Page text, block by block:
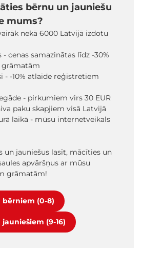
bērnu un jauniešu
mums?
nekā 6000 Latvijā izdotu
cenas samazinātas līdz -30%
grāmatām
- -10% atlaide reģistrētiem
- pirkumiem virs 30 EUR
paku skapjiem visā Latvijā
laikā - mūsu internetveikals
un jauniešus lasīt, mācīties un
apvāršņus ar mūsu
grāmatām!
(0-8)
(9-16)